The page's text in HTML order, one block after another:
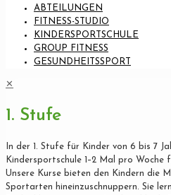
ABTEILUNGEN
FITNESS-STUDIO
KINDERSPORTSCHULE
GROUP FITNESS
GESUNDHEITSSPORT
✕
1. Stufe
In der 1. Stufe für Kinder von 6 bis 7
Kindersportschule 1–2 Mal pro
Unsere Kurse bieten den Kindern die
Sportarten hineinzuschnuppern. Sie